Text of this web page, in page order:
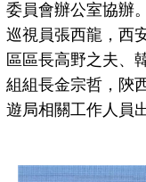
委員會辦公室協辦
巡視員張西龍，西
區區長高野之夫、
組組長金宗哲，陝
遊局相關工作人員